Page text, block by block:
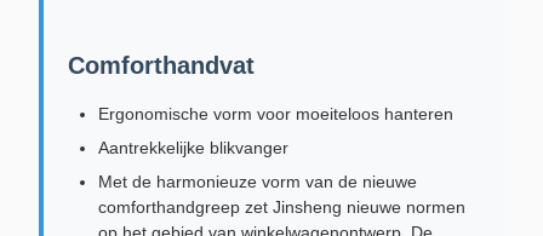
Comforthandvat
Ergonomische vorm voor moeiteloos hanteren
Aantrekkelijke blikvanger
Met de harmonieuze vorm van de nieuwe
comforthandgreep zet Jinsheng nieuwe normen